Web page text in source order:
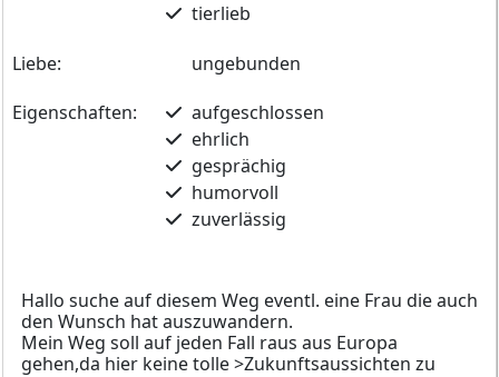
tierlieb
Liebe:
ungebunden
Eigenschaften:
aufgeschlossen
ehrlich
gesprächig
humorvoll
zuverlässig
Hallo suche auf diesem Weg eventl. eine Frau die auch
den Wunsch hat auszuwandern.
Mein Weg soll auf jeden Fall raus aus Europa
gehen,da hier keine tolle >Zukunftsaussichten zu